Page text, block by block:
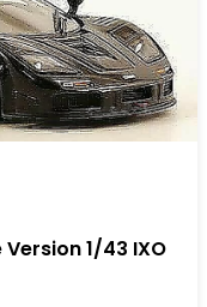
Version 1/43 IXO